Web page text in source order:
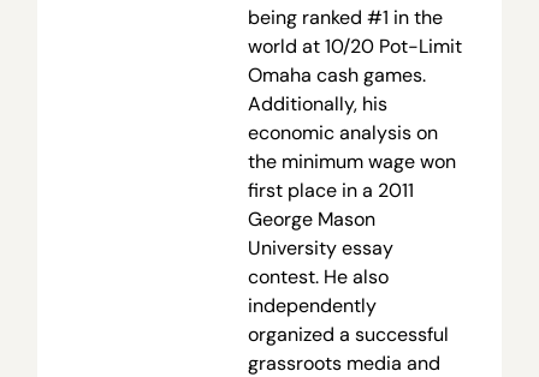
being ranked #1 in the
world at 10/20 Pot-Limit
Omaha cash games.
Additionally, his
economic analysis on
the minimum wage won
first place in a 2011
George Mason
University essay
contest. He also
independently
organized a successful
grassroots media and